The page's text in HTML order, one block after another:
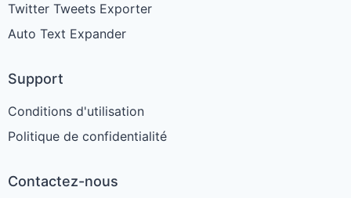
Twitter Tweets Exporter
Auto Text Expander
Support
Conditions d'utilisation
Politique de confidentialité
Contactez-nous